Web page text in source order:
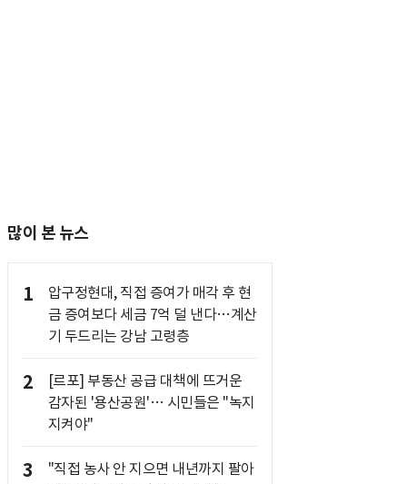
많이 본 뉴스
1
압구정현대, 직접 증여가 매각 후 현
금 증여보다 세금 7억 덜 낸다…계산
기 두드리는 강남 고령층
2
[르포] 부동산 공급 대책에 뜨거운
감자된 '용산공원'… 시민들은 "녹지
지켜야"
3
"직접 농사 안 지으면 내년까지 팔아